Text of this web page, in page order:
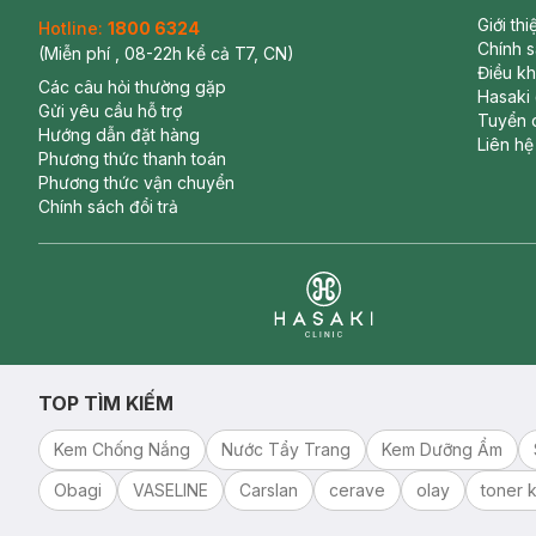
Hotline: 1800 6324
(Miễn phí , 08-22h kể cả T7, CN)
Các câu hỏi thường gặp
Gửi yêu cầu hỗ trợ
Hướng dẫn đặt hàng
Phương thức thanh toán
Phương thức vận chuyển
Chính sách đổi trả
Giới
Chính
Điều
Hasaki
Tuyển
Liên hệ
TOP TÌM KIẾM
Kem Chống Nắng Nước Tẩy Trang Kem Dưỡng Ẩm
Obagi
VASELINE Carslan cerave olay toner